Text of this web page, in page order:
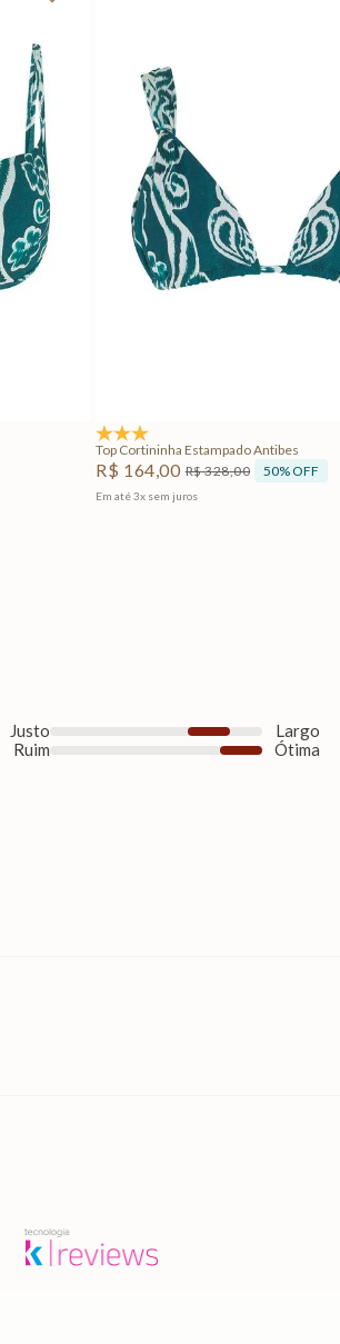
Top Cortininha Estampado Antibes
R$ 164,00 R$328,00 50% OFF
Em até3x sem juros
Justo
Largo
Ruim Ótima